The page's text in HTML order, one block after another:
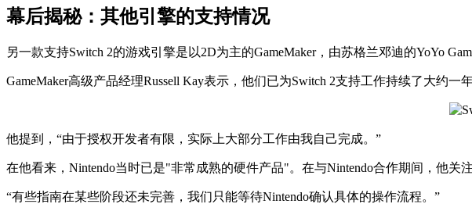
幕后揭秘：其他引擎的支持情况
另一款支持Switch 2的游戏引擎是以2D为主的GameMaker，由苏格兰邓迪的YoYo
GameMaker高级产品经理Russell Kay表示，他们已为Switch 2支持工作持续了大约一
他提到，“由于授权开发者有限，实际上大部分工作由我自己完成。”
在他看来，Nintendo当时已是"非常成熟的硬件产品"。在与Nintendo合作期间，他关
“有些指南在某些阶段还未完善，我们只能等待Nintendo确认具体的操作流程。”